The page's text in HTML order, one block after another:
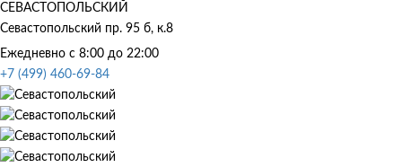
СЕВАСТОПОЛЬСКИЙ
Севастопольский пр. 95 б, к.8
Ежедневно с 8:00 до 22:00
+7 (499) 460-69-84